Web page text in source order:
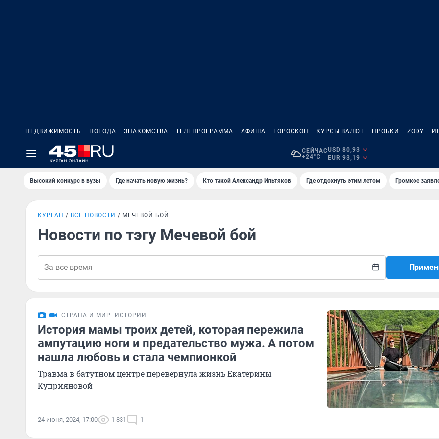
НЕДВИЖИМОСТЬ ПОГОДА ЗНАКОМСТВА ТЕЛЕПРОГРАММА АФИША ГОРОСКОП КУРСЫ ВАЛЮТ ПРОБКИ ZODY
СЕЙЧАС
+24°C
USD 80,93
EUR 93,19
Высокий конкурс в вузы Где начать новую жизнь? Кто такой Александр Ильтяков Где отдохнуть этим летом Громкое
КУРГАН ВСЕ НОВОСТИ МЕЧЕВОЙ БОЙ
Новости по тэгу Мечевой бой
СТРАНА И МИР ИСТОРИИ
История мамы троих детей, которая пережила
ампутацию ноги и предательство мужа. А потом
нашла любовь и стала чемпионкой
Травма в батутном центре перевернула жизнь Екатерины
Куприяновой
24 июня, 2024, 17:00 1 831 1